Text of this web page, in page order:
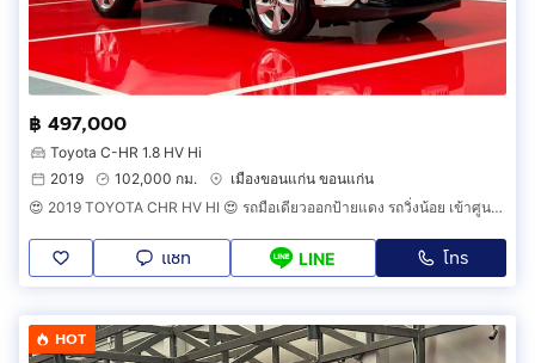
฿ 497,000
Toyota C-HR 1.8 HV Hi
2019
102,000 กม.
เมืองขอนแก่น ขอนแก่น
😍 2019 TOYOTA CHR HV HI 😍 รถมือเดียวออกป้ายแดง รถวิ่งน้อย เข้าศูนย์ตามระยะ รถไม่เคยมีอุบัติเหตุครับ
แชท LINE โทร
HOT